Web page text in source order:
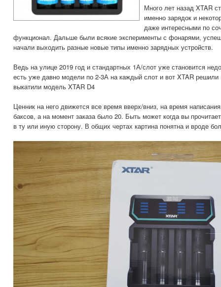
Много лет назад XTAR
именно зарядок и
даже интересными по
функционал. Дальше были всякие эксперименты с фонарями,
начали выходить разные новые типы именно зарядных устройств.
Ведь на улице 2019 год и стандартных 1А/слот уже становится
есть уже давно модели по 2-3А на каждый слот и вот XTAR
выкатили модель XTAR D4
Ценник на него движется все время вверх/вниз, на время
баксов, а на момент заказа было 20. Быть может когда вы
в ту или иную сторону. В общих чертах картина понятна и вроде